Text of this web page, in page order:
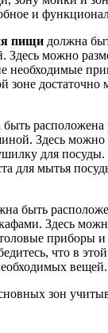
и
пищи должна
Здесь можно
необходимые
зоне достаточно
быть расположена
Здесь
для посуды.
для мытья
быть
Здесь
приборы
что в
вещей.
зон